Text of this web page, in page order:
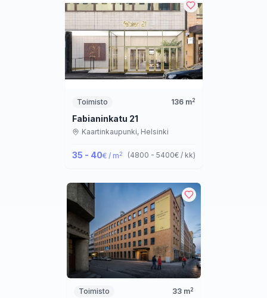
Toimisto 136m2
Fabianinkatu 21
Kaartinkaupunki, Helsinki
35 - 40€ / m2 (4800 - 5400€ / kk)
Toimisto 33m2